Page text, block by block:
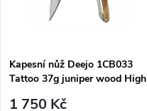
Kapesní nůž Deejo 1CB033
Tattoo 37g juniper wood High
1 750 Kč